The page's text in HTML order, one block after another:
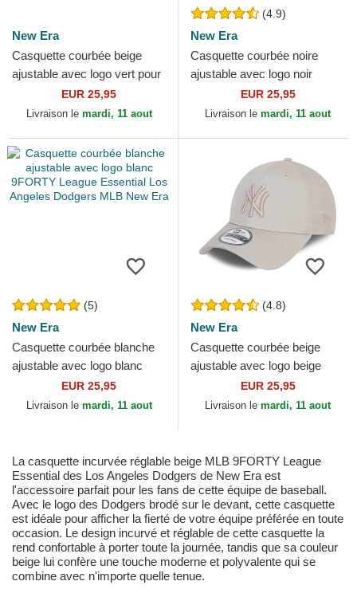
New Era
Casquette courbée beige
ajustable avec logo vert pour
femme 9FORTY League
Essential Los Angeles...
EUR 25,95
Livraison le mardi, 11 aout
(4.9)
New Era
Casquette courbée noire
ajustable avec logo noir
9FORTY League Essential
Los Angeles Dodgers MLB...
EUR 25,95
Livraison le mardi, 11 aout
(5)
New Era
Casquette courbée blanche
ajustable avec logo blanc
9FORTY League Essential
Los Angeles Dodgers...
EUR 25,95
Livraison le mardi, 11 aout
(4.8)
New Era
Casquette courbée beige
ajustable avec logo beige
9FORTY League Essential
Poly New York Yankees...
EUR 25,95
Livraison le mardi, 11 aout
La casquette incurvée réglable beige MLB 9FORTY League
Essential des Los Angeles Dodgers de New Era est
l'accessoire parfait pour les fans de cette équipe de baseball.
Avec le logo des Dodgers brodé sur le devant, cette casquette
est idéale pour afficher la fierté de votre équipe préférée en toute
occasion. Le design incurvé et réglable de cette casquette la
rend confortable à porter toute la journée, tandis que sa couleur
beige lui confère une touche moderne et polyvalente qui se
combine avec n'importe quelle tenue.